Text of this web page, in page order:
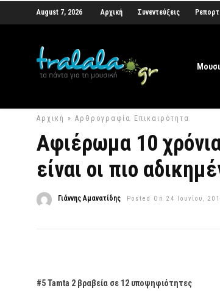
August 7, 2026 Αρχική Συνεντεύξεις
Αρχική » Αρθρογραφία Επικαιρότητα
Αφιέρωμα 10
είναι οι πιο
Γιάννης Αμανατίδης Posted On 24 Ιουνίου,
#5 Tamta 2 βραβεία σε 12 υποψηφιότητες